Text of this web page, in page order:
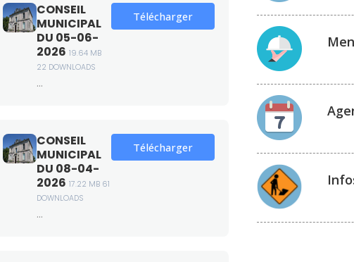
CONSEIL
MUNICIPAL
DU 05-06-
2026 19.64 MB
22 DOWNLOADS
...
Télécharger
CONSEIL
MUNICIPAL
DU 08-04-
2026 17.22 MB 61
DOWNLOADS
...
Télécharger